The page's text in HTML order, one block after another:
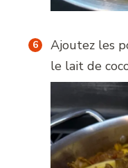
Ajoutez les
le lait de